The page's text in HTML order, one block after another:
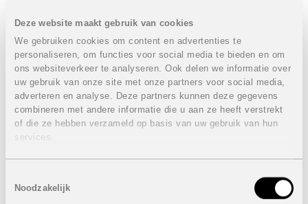
Deze website maakt gebruik van cookies
We gebruiken cookies om content en advertenties te
personaliseren, om functies voor social media te bieden en om
ons websiteverkeer te analyseren. Ook delen we informatie over
uw gebruik van onze site met onze partners voor social media,
adverteren en analyse. Deze partners kunnen deze gegevens
combineren met andere informatie die u aan ze heeft verstrekt
of die ze hebben verzameld op basis van uw gebruik van hun
services.
Noodzakelijk
faciliteiten waaronder het strand, bars, restaurants,
winkels, supermarkten,… Maar ook enkele
gerenommeerde golfbanen waaronder Los Flamingos
Golf Club, Atalaya Golf & Country Club, Marbella Club Golf,
Guadalmina Golf & op slechts 100 meter ook El
Campanario Resort met haar 9-holes golfbaan, tennis- en
paddleterreinen, indoor zwembad, yoga- en gymruimtes,
gezellige restaurant, …
ensuite-badkamers, een apart gastentoilet, privaat
bergen.
Er worden 5 verschillende ontwerpen gebouwd.